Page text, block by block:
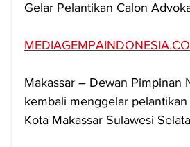
Gelar Pelantikan Calon
Makassar – Dewan Pimpinan
kembali menggelar
Kota Makassar Sulawesi